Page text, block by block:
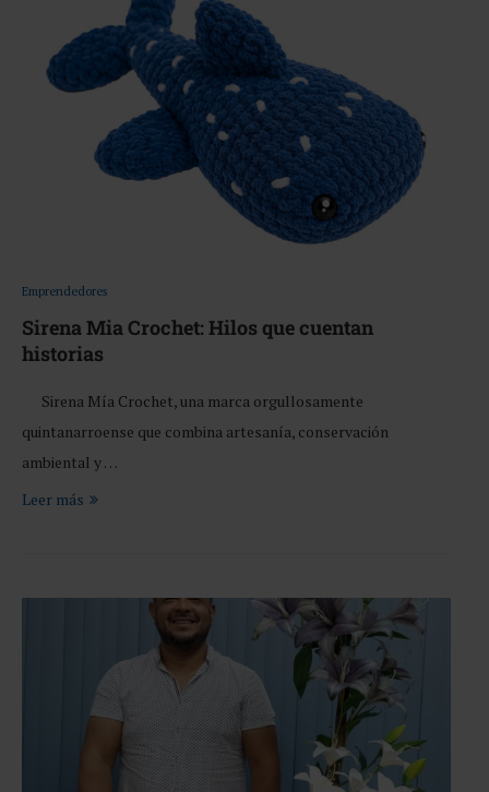
Emprendedores
Sirena Mia Crochet: Hilos que cuentan
historias
Sirena Mía Crochet, una marca orgullosamente
quintanarroense que combina artesanía, conservación
ambiental y …
Leer más